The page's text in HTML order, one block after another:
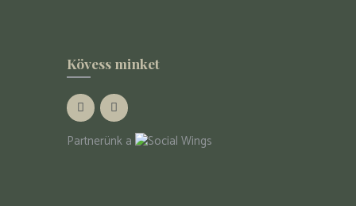
Kövess minket
Partnerünk a